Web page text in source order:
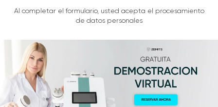
Al completar el formulario, usted acepta el procesamiento
de datos personales